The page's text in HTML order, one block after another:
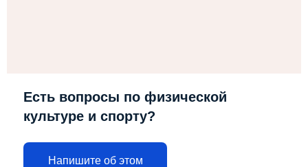
Есть вопросы по физической
культуре и спорту?
Напишите об этом